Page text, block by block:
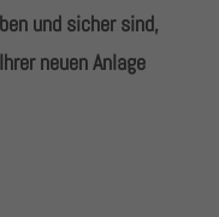
adipiscing
und sicher sind,
neuen Anlage